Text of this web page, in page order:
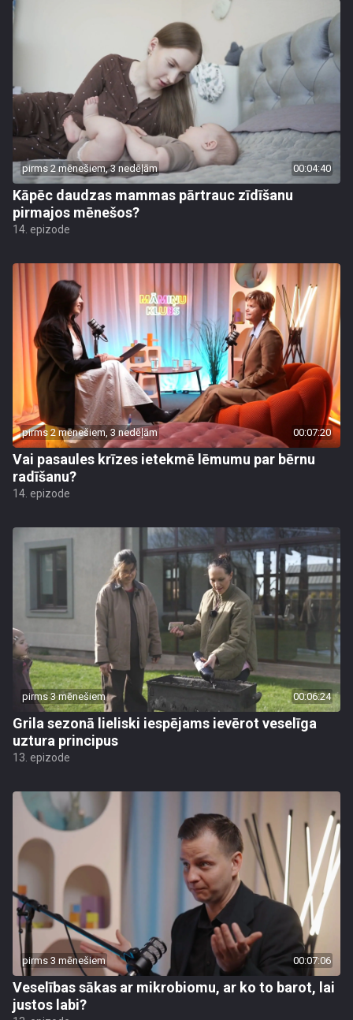
pirms 2 mēnešiem, 3 nedēļām 00:04:40
Kāpēc daudzas mammas pārtrauc zīdīšanu
pirmajos mēnešos?
14. epizode
pirms 2 mēnešiem, 3 nedēļām 00:07:20
Vai pasaules krīzes ietekmē lēmumu par bērnu
radīšanu?
14. epizode
pirms 3 mēnešiem 00:06:24
Grila sezonā lieliski iespējams ievērot veselīga
uztura principus
13. epizode
pirms 3 mēnešiem 00:07:06
Veselības sākas ar mikrobiomu, ar ko to barot, lai
justos labi?